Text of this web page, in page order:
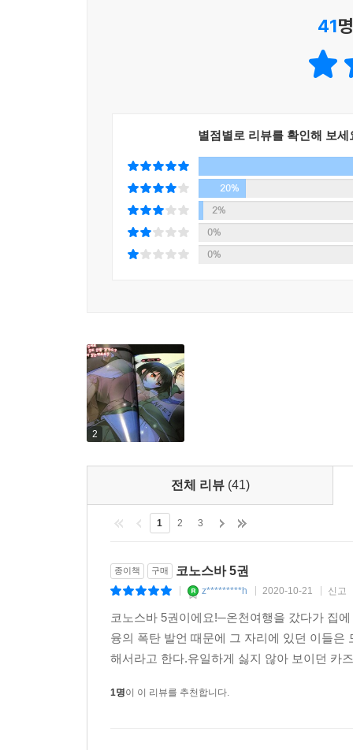
41
별점별로 리뷰를 확인해 보세
20%
2%
0%
0%
2
전체 리뷰 (41)
1 2 3
종이책 구매 코노스바 5권
z*********h 2020-10-21 신고
코노스바 5권이에요!─온천여행을 갔다가 집
융의 폭탄 발언 때문에 그 자리에 있던 이들
해서라고 한다.유일하게 싫지 않아 보이던 카
1명이 이 리뷰를 추천합니다.